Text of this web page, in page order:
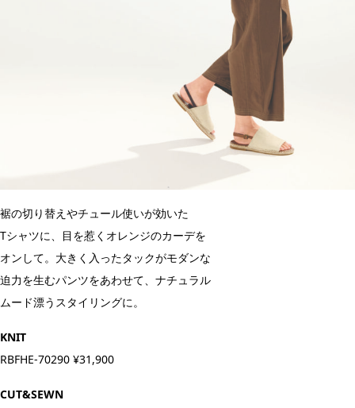
裾の切り替えやチュール使いが効いた
Tシャツに、目を惹くオレンジのカーデを
オンして。大きく入ったタックがモダンな
迫力を生むパンツをあわせて、ナチュラル
ムード漂うスタイリングに。
KNIT
RBFHE-70290 ¥31,900
CUT&SEWN